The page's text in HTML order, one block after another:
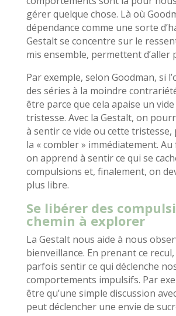
gérer quelque chose. Là où
dépendance comme une sorte
Gestalt se concentre sur le
mis ensemble, permettent d’aller
Par exemple, selon Goodman, si
des séries à la moindre
être parce que cela apaise un
tristesse. Avec la Gestalt, on
à sentir ce vide ou cette tristesse,
la « combler » immédiatement.
on apprend à sentir ce qui se
compulsions et, finalement, on
plus libre.
Se libérer des
chemin à explorer
La Gestalt nous aide à nous
bienveillance. En prenant ce
parfois sentir ce qui déclenche
comportements impulsifs. Par
être qu’une simple discussion
peut déclencher une envie de